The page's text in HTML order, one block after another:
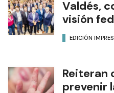
Valdés,
EDICIÓN